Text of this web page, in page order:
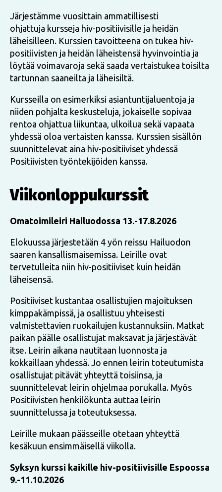
Järjestämme vuosittain ammatillisesti
ohjattuja kursseja hiv-positiivisille ja heidän
läheisilleen. Kurssien tavoitteena on tukea hiv-
positiivisten ja heidän läheistensä hyvinvointia ja
löytää voimavaroja sekä saada vertaistukea toisilta
tartunnan saaneilta ja läheisiltä.
Kursseilla on esimerkiksi asiantuntijaluentoja ja
niiden pohjalta keskusteluja, jokaiselle sopivaa
rentoa ohjattua liikuntaa, ulkoilua sekä vapaata
yhdessä oloa vertaisten kanssa. Kurssien sisällön
suunnittelevat aina hiv-positiiviset yhdessä
Positiivisten työntekijöiden kanssa.
Viikonloppukurssit
Omatoimileiri Hailuodossa 13.-17.8.2026
Elokuussa järjestetään 4 yön reissu Hailuodon
saaren kansallismaisemissa. Leirille ovat
tervetulleita niin hiv-positiiviset kuin heidän
läheisensä.
Positiiviset kustantaa osallistujien majoituksen
kimppakämpissä, ja osallistuu yhteisesti
valmistettavien ruokailujen kustannuksiin. Matkat
paikan päälle osallistujat maksavat ja järjestävät
itse. Leirin aikana nautitaan luonnosta ja
kokkaillaan yhdessä. Jo ennen leirin toteutumista
osallistujat pitävät yhteyttä toisiinsa, ja
suunnittelevat leirin ohjelmaa porukalla. Myös
Positiivisten henkilökunta auttaa leirin
suunnittelussa ja toteutuksessa.
Leirille mukaan päässeille otetaan yhteyttä
kesäkuun ensimmäisellä viikolla.
Syksyn kurssi kaikille hiv-positiivisille Espoossa
9.-11.10.2026